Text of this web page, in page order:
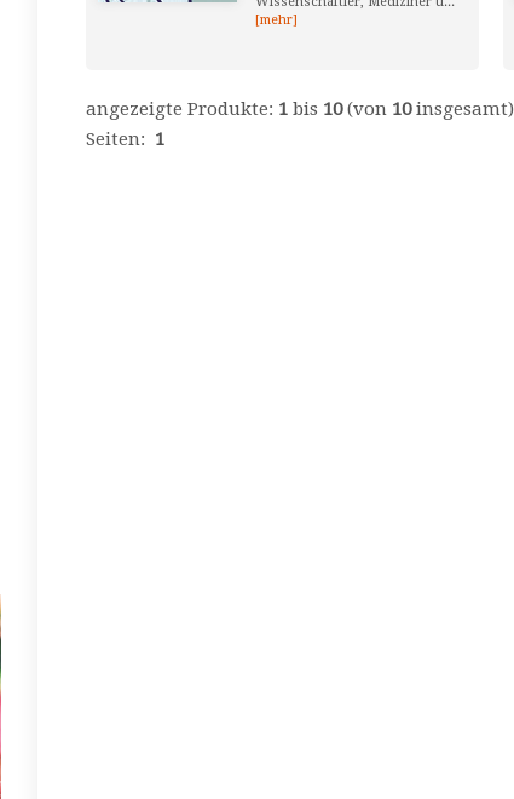
[mehr]
angezeigte Produkte: 1 bis 10(von 10insgesamt)
Seiten: 1